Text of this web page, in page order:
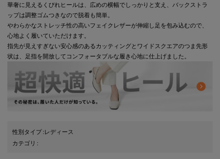
華奢に見えるくびれヒールは、広めの横幅でしっかりと支え、バックストラ
ップは調整ゴムつきなので脱着も簡単。
やわらかなストレッチ性の高いフェイクレザーが伸縮し足を包み込むので、
心地よく履いていただけます。
指先が見えすぎない安心感のあるカッティングとワイドスクエアのつま先形
状は、足指を開放してコンフォータブルな履き心地に仕上げました。
性別タイプ : レディース
カテゴリ :